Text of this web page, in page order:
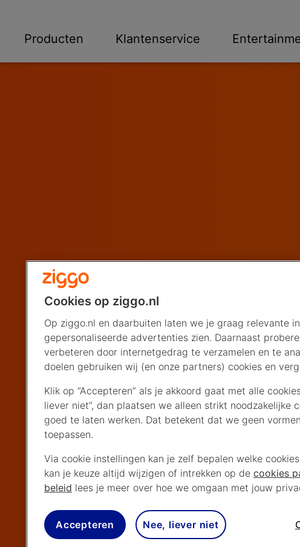
Producten Klantenservice
Cookies op ziggo.nl
Op ziggo.nl en daarbuiten laten we je graag relevante
gepersonaliseerde advertenties zien. Daarnaast
verbeteren door internetgedrag te verzamelen en te
doelen gebruiken wij (en onze partners) cookies en
Klik op “Accepteren” als je akkoord gaat met alle
liever niet”, dan plaatsen we alleen strikt noodzakelijke
goed te laten werken. Dat betekent dat we geen
toepassen.
Via cookie instellingen kan je zelf bepalen welke
kan je keuze altijd wijzigen of intrekken op de cookies
beleid lees je meer over hoe we omgaan met jouw
Accepteren Nee, liever niet